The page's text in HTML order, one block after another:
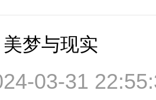
梦与现实
03-31